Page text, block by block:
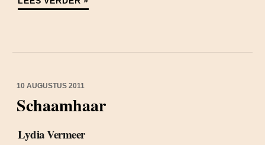
10 AUGUSTUS 2011
Schaamhaar
Lydia Vermeer